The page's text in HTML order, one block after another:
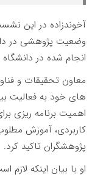
آخوندزاده در این
وضعیت پژوهشی در
انجام شده در
معاون تحقیقات و
اهمیت برنامه ریزی
کاربردی، آموزش
پژوهشگران تاکید کرد.
او با بیان اینکه